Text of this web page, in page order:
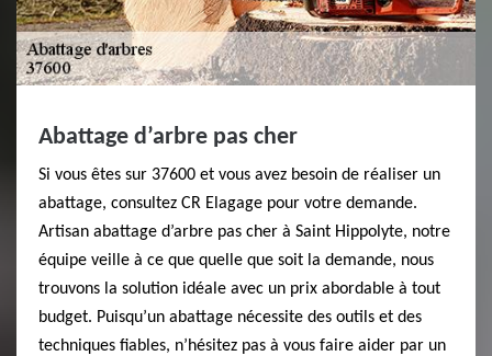
Abattage d’arbre pas cher
Si vous êtes sur 37600 et vous avez besoin de réaliser un
abattage, consultez CR Elagage pour votre demande.
Artisan abattage d’arbre pas cher à Saint Hippolyte, notre
équipe veille à ce que quelle que soit la demande, nous
trouvons la solution idéale avec un prix abordable à tout
budget. Puisqu’un abattage nécessite des outils et des
techniques fiables, n’hésitez pas à vous faire aider par un